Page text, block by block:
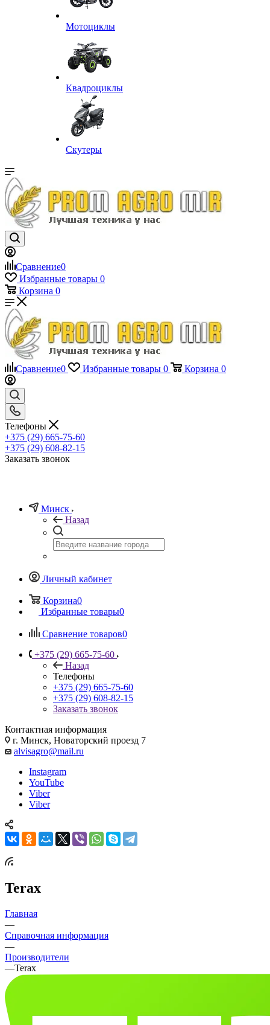
Мотоциклы
Квадроциклы
Скутеры
Сравнение0
Избранные товары 0
Корзина 0
Сравнение0 Избранные товары 0 Корзина 0
Телефоны
+375 (29) 665-75-60
+375 (29) 608-82-15
Заказать звонок
Минск
Назад
Личный кабинет
Корзина0
Избранные товары0
Сравнение товаров0
+375 (29) 665-75-60
Назад
Телефоны
+375 (29) 665-75-60
+375 (29) 608-82-15
Заказать звонок
Контактная информация
г. Минск, Новаторский проезд 7
alvisagro@mail.ru
Instagram
YouTube
Viber
Viber
Terax
Главная
—
Справочная информация
—
Производители
—Terax